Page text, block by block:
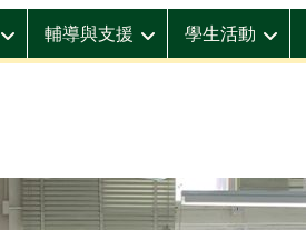
輔導與支援 學生活動